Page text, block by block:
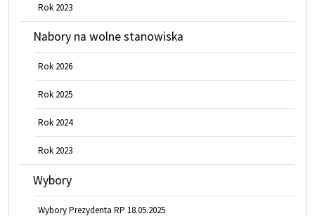
Rok 2023
Nabory na wolne stanowiska
Rok 2026
Rok 2025
Rok 2024
Rok 2023
Wybory
Wybory Prezydenta RP 18.05.2025